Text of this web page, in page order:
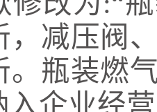
，减压阀
。瓶装燃
入企业经